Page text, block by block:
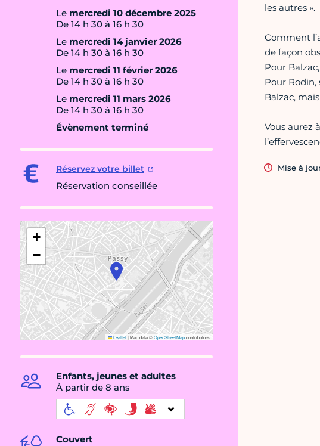
Le mercredi 10 décembre 2025
De 14 h 30 à 16 h 30
Le mercredi 14 janvier 2026
De 14 h 30 à 16 h 30
Le mercredi 11 février 2026
De 14 h 30 à 16 h 30
Le mercredi 11 mars 2026
De 14 h 30 à 16 h 30
Évènement terminé
Réservez votre billet
Réservation conseillée
+
−
Leaflet|Map data ©OpenStreetMapcontributors
Enfants, jeunes et adultes
À partir de 8 ans
Couvert
les autres ».
Comment
de façon
Pour
Pour Rodin,
Balzac,
Vous aurez
Mise à